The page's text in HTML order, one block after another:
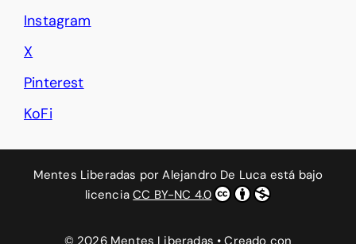
Instagram
X
Pinterest
KoFi
Mentes Liberadas porAlejandro De Luca está bajo
licenciaCC BY-NC 4.0
© 2026 Mentes Liberadas • Creado con